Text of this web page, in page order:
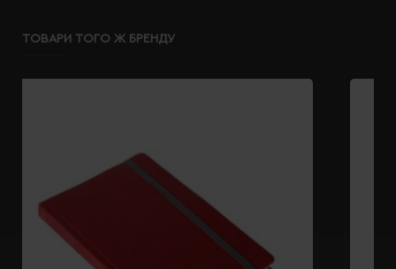
ТОВАРИ ТОГО Ж БРЕНДУ